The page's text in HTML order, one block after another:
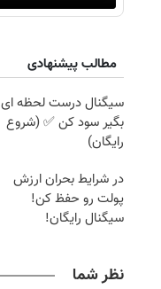
مطالب پیشنهادی
سیگنال درست لحظه ای
بگیر سود کن ✅ (شروع
رایگان)
در شرایط بحران ارزش
پولت رو حفظ کن!
سیگنال رایگان!
نظر شما